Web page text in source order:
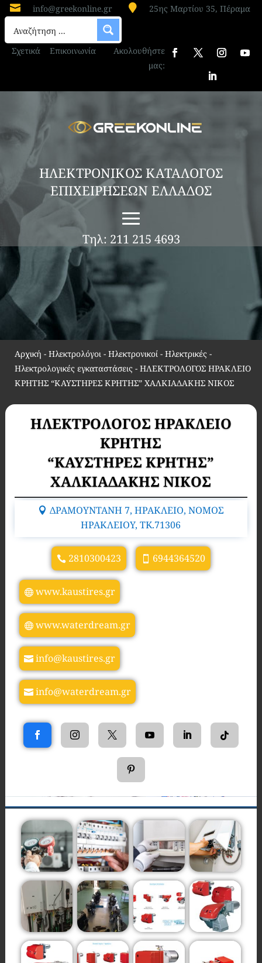
 info@greekonline.gr  25ης Μαρτίου 35, Πέραμα
Σχετικά Επικοινωνία
Ακολουθήστε
μας:
ΗΛΕΚΤΡΟΝΙΚΟΣ ΚΑΤΑΛΟΓΟΣ
ΕΠΙΧΕΙΡΗΣΕΩΝ ΕΛΛΑΔΟΣ
Τηλ: 211 215 4693
Αρχική - Ηλεκτρολόγοι - Ηλεκτρονικοί - Ηλεκτρικές -
Ηλεκτρολογικές εγκαταστάσεις- ΗΛΕΚΤΡΟΛΟΓΟΣ ΗΡΑΚΛΕΙΟ
ΚΡΗΤΗΣ “ΚΑΥΣΤΗΡΕΣ ΚΡΗΤΗΣ” ΧΑΛΚΙΑΔΑΚΗΣ ΝΙΚΟΣ
ΗΛΕΚΤΡΟΛΟΓΟΣ ΗΡΑΚΛΕΙΟ
ΚΡΗΤΗΣ
“ΚΑΥΣΤΗΡΕΣ ΚΡΗΤΗΣ”
ΧΑΛΚΙΑΔΑΚΗΣ ΝΙΚΟΣ
ΔΡΑΜΟΥΝΤΑΝΗ 7, ΗΡΑΚΛΕΙΟ, ΝΟΜΟΣ
ΗΡΑΚΛΕΙΟΥ, TK.71306
2810300423 6944364520
www.kaustires.gr
www.waterdream.gr
info@kaustires.gr
info@waterdream.gr